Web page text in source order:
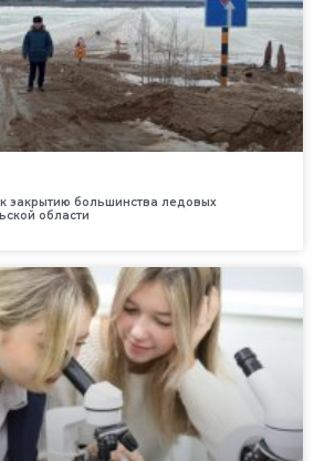
закрытию большинства ледовых
области